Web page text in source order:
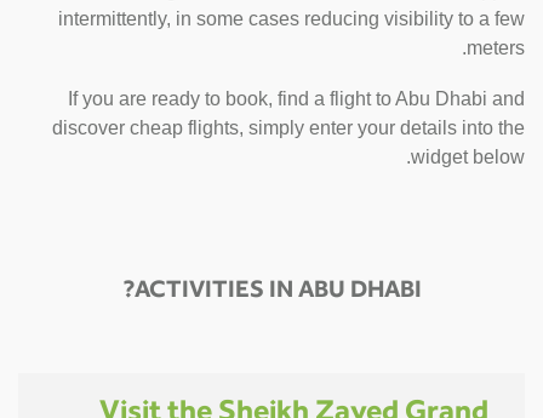
intermittently, in some cases reducing visibility to a few
meters.
If you are ready to book, find a flight to Abu Dhabi and
discover cheap flights, simply enter your details into the
widget below.
ACTIVITIES IN ABU DHABI?